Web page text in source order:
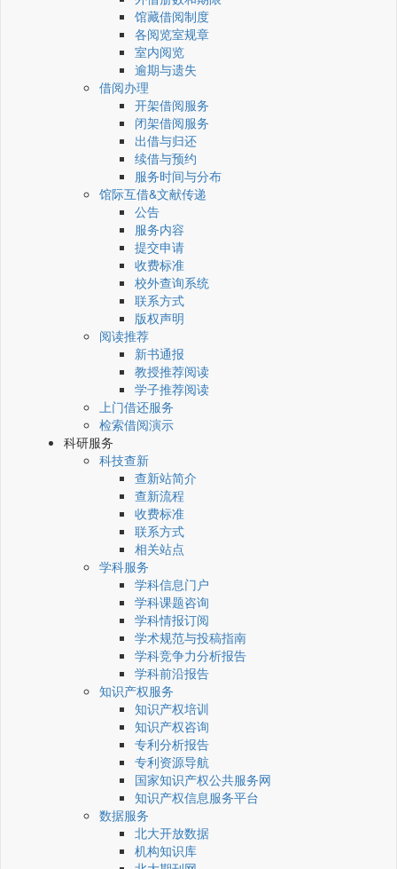
馆藏借阅制度
各阅览室规章
室内阅览
逾期与遗失
借阅办理
开架借阅服务
闭架借阅服务
出借与归还
续借与预约
服务时间与分布
馆际互借&文献传递
公告
服务内容
提交申请
收费标准
校外查询系统
联系方式
版权声明
阅读推荐
新书通报
教授推荐阅读
学子推荐阅读
上门借还服务
检索借阅演示
科研服务
科技查新
查新站简介
查新流程
收费标准
联系方式
相关站点
学科服务
学科信息门户
学科课题咨询
学科情报订阅
学术规范与投稿指南
学科竞争力分析报告
学科前沿报告
知识产权服务
知识产权培训
知识产权咨询
专利分析报告
专利资源导航
国家知识产权公共服务网
知识产权信息服务平台
数据服务
北大开放数据
机构知识库